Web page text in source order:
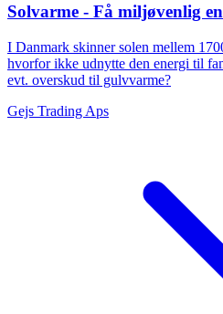
Solvarme - Få miljøvenlig
I Danmark skinner solen mellem
hvorfor ikke udnytte den energi til
evt. overskud til gulvvarme?
Gejs Trading Aps